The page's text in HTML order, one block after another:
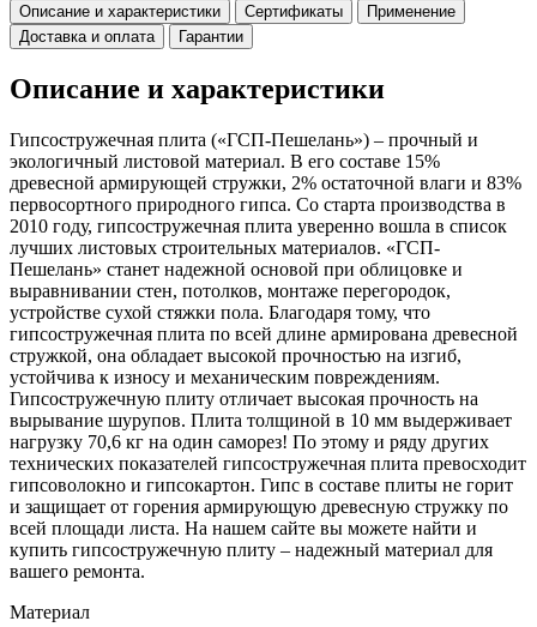
Описание и характеристики Сертификаты
Применение
Доставка и оплата
Гарантии
Описание и характеристики
Гипсостружечная плита («ГСП-Пешелань») – прочный и
экологичный листовой материал. В его составе 15%
древесной армирующей стружки, 2% остаточной влаги и 83%
первосортного природного гипса. Со старта производства в
2010 году, гипсостружечная плита уверенно вошла в список
лучших листовых строительных материалов. «ГСП-
Пешелань» станет надежной основой при облицовке и
выравнивании стен, потолков, монтаже перегородок,
устройстве сухой стяжки пола. Благодаря тому, что
гипсостружечная плита по всей длине армирована древесной
стружкой, она обладает высокой прочностью на изгиб,
устойчива к износу и механическим повреждениям.
Гипсостружечную плиту отличает высокая прочность на
вырывание шурупов. Плита толщиной в 10 мм выдерживает
нагрузку 70,6 кг на один саморез! По этому и ряду других
технических показателей гипсостружечная плита превосходит
гипсоволокно и гипсокартон. Гипс в составе плиты не горит
и защищает от горения армирующую древесную стружку по
всей площади листа. На нашем сайте вы можете найти и
купить гипсостружечную плиту – надежный материал для
вашего ремонта.
Материал